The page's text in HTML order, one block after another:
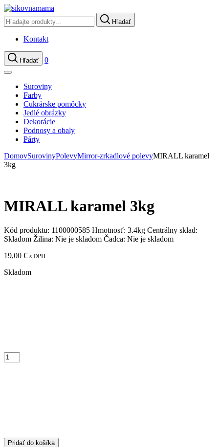
Hľadať
Kontakt
Hľadať 0
Suroviny
Farby
Cukrárske pomôcky
Jedlé obrázky
Dekorácie
Podnosy a obaly
Párty
DomovSurovinyPolevyMirror-zrkadlové polevyMIRALL karamel
3kg
MIRALL karamel 3kg
Kód produktu: 1100000585 Hmotnosť: 3.4kg Centrálny sklad:
Skladom Žilina: Nie je skladom Čadca: Nie je skladom
19,00 € s DPH
Skladom
Pridať do košíka